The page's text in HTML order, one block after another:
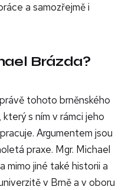
a samozřejmě i
Brázda?
tohoto brněnského
s ním v rámci jeho
Argumentem jsou
praxe. Mgr. Michael
mimo jiné také historii a
v Brně a v oboru